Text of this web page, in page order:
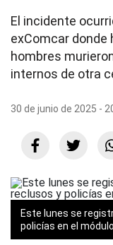
El incidente
exComcar
hombres
internos de otra
30 de junio de 2025 -
Este lunes se
policías en el